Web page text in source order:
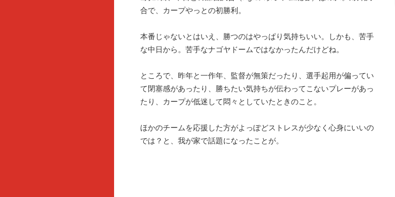
合で、カープやっとの初勝利。
本番じゃないとはいえ、勝つのはやっぱり気持ちいい。しかも、苦手
な中日から。苦手なナゴヤドームではなかったんだけどね。
ところで、昨年と一作年、監督が無策だったり、選手起用が偏ってい
て閉塞感があったり、勝ちたい気持ちが伝わってこないプレーがあっ
たり、カープが低迷して悶々としていたときのこと。
ほかのチームを応援した方がよっぽどストレスが少なく心身にいいの
では？と、我が家で話題になったことが。